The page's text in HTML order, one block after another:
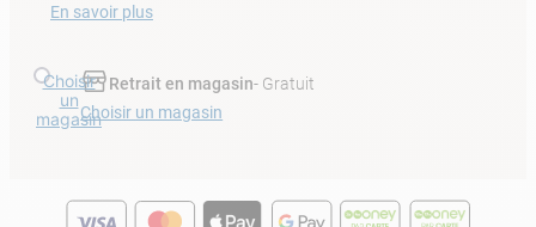
En savoir plus
Choisir
un
magasin
Retrait en magasin- Gratuit
Choisir un magasin